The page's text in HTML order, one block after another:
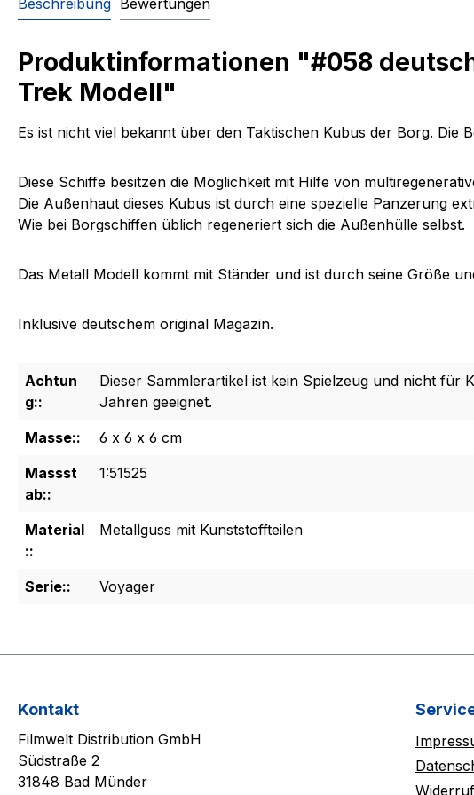
Beschreibung Bewertungen
Produktinformationen "#058
Trek Modell"
Es ist nicht viel bekannt über den Taktischen Kubus der Borg. Die
Diese Schiffe besitzen die Möglichkeit mit Hilfe von
Die Außenhaut dieses Kubus ist durch eine spezielle Panzerung
Wie bei Borgschiffen üblich regeneriert sich die Außenhülle selbst.
Das Metall Modell kommt mit Ständer und ist durch seine Größe
Inklusive deutschem original Magazin.
Achtun
g::
Dieser Sammlerartikel ist kein Spielzeug und nicht für
Jahren geeignet.
Masse::
6 x 6 x 6 cm
Massst
ab::
1:51525
Material
::
Metallguss mit Kunststoffteilen
Serie:: Voyager
Kontakt
Filmwelt Distribution GmbH
Südstraße 2
31848 Bad Münder